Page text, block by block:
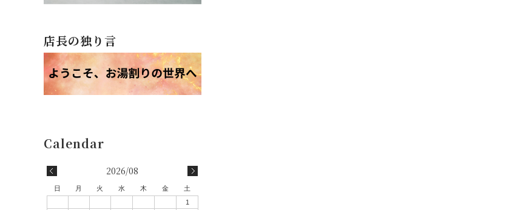
店長の独り言
2026/08
日 月 火 水 木 金
土
1